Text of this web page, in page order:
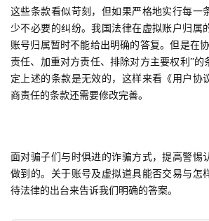
月
3
0
日
对
接
这些条款看似苛刻，但如果严格地实行每一
少不必要的纠纷。我国法律在虚拟账户归属
账号归属暂时不能给出明确的答复。但是在
责任、加重对方责任、排除对方主要权利”的
定上述的条款是无效的，这样来看《用户协
商责任的条款还需要修改完善。
面对骗子们与时俱进的诈骗方式，提高警惕
做到的。关于账号及虚拟道具能否交易与怎
待法律的出台来告诉我们明确的答案。